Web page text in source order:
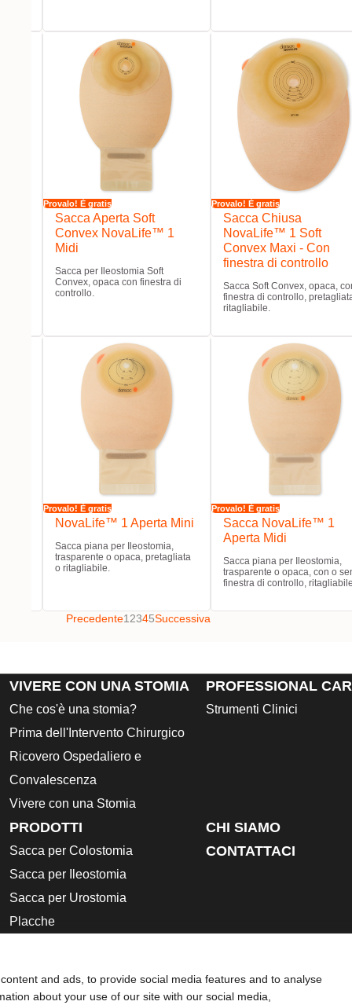
and ads, to provide social media features and to analyse
about your use of our site with our social media,
Provalo! È gratis
Sacca Aperta Soft
Convex NovaLife™ 1
Midi
Sacca per Ileostomia Soft
Convex, opaca con finestra di
controllo.
Provalo! È gratis
Sacca Chiusa
NovaLife™ 1 Soft
Convex Maxi - Con
finestra di controllo
Sacca Soft Convex, opaca,
finestra di controllo,
ritagliabile.
Provalo! È gratis
NovaLife™ 1 Aperta Mini
Sacca piana per Ileostomia,
trasparente o opaca, pretagliata
o ritagliabile.
Provalo! È gratis
Sacca NovaLife™ 1
Aperta Midi
Sacca piana per Ileostomia,
trasparente o opaca, con o
finestra di controllo,
Precedente1 2345Successiva
VIVERE CON UNA STOMIA
Che cos'è una stomia?
Prima dell'Intervento Chirurgico
Ricovero Ospedaliero e
Convalescenza
Vivere con una Stomia
PROFESSIONAL
Strumenti Clinici
PRODOTTI
Sacca per Colostomia
Sacca per Ileostomia
Sacca per Urostomia
Placche
Schede di sicurezza
CHI SIAMO
CONTATTACI